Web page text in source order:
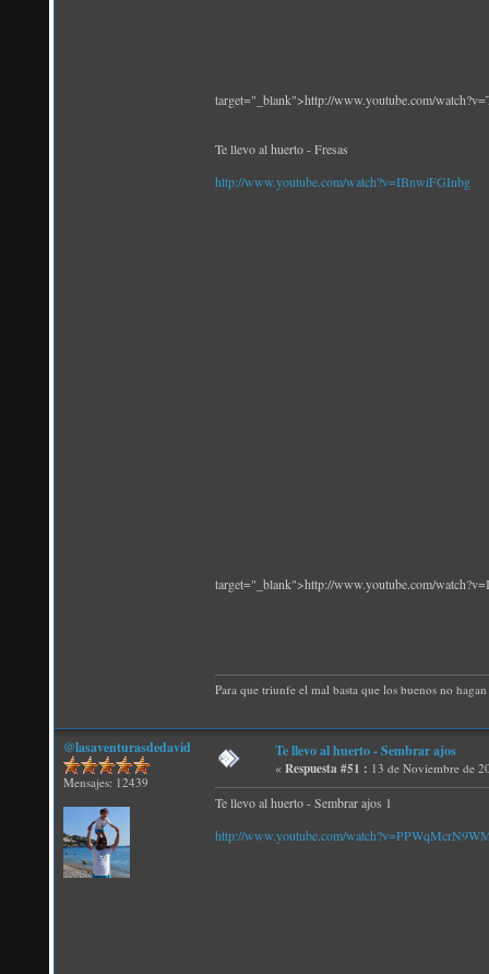
target="_blank">http://www.youtube.com/
Te llevo al huerto - Fresas
http://www.youtube.com/watch?v=IBnwiFGInbg
target="_blank">http://www.youtube.com/
Para que triunfe el mal basta que los buenos no
@lasaventurasdedavid
Mensajes: 12439
Te llevo al huerto - Sembrar ajos
« Respuesta #51 : 13 de Noviembre de
Te llevo al huerto - Sembrar ajos 1
http://www.youtube.com/